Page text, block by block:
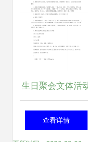
生日聚会文体活
策划全攻略 创意流
查看详情